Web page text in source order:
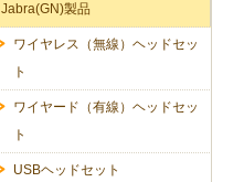
Jabra(GN)製品
ワイヤレス（無線）ヘッドセッ
ト
ワイヤード（有線）ヘッドセッ
ト
USBヘッドセット